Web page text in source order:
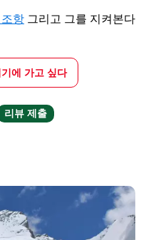
항 그리고 그를 지켜본다
에 가고 싶다
리뷰 제출